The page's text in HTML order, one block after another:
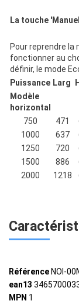
La touche
Pour reprendre
fonctionner au
définir, le mode
Puissance Larg
Modèle
horizontal
750
471
1000
637
1250
720
1500
886
2000
1218
Référence NOI-
ean13
MPN 1